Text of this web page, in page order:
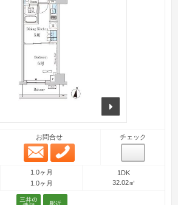
お問合せ
メール問合せ
チェック
1.0ヶ月
1.0ヶ月
1DK
32.02㎡